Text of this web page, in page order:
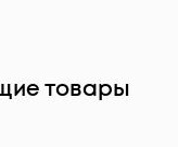
товары